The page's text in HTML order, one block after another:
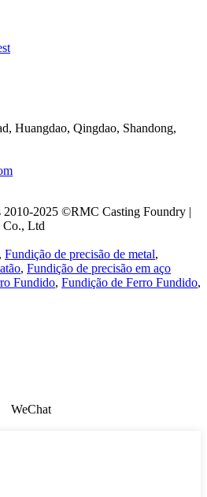
Huangdao, Qingdao, Shandong,
2010-2025 ©RMC Casting Foundry |
Co., Ltd
, Fundição de precisão de metal,
, Fundição de precisão em aço
Fundido, Fundição de Ferro Fundido,
WeChat